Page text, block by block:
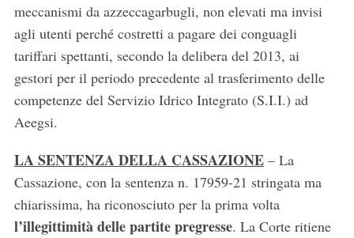
meccanismi da azzeccagarbugli, non elevati ma invisi
agli utenti perché costretti a pagare dei conguagli
tariffari spettanti, secondo la delibera del 2013, ai
gestori per il periodo precedente al trasferimento delle
competenze del Servizio Idrico Integrato (S.I.I.) ad
Aeegsi.
LA SENTENZA DELLA CASSAZIONE– La
Cassazione, con la sentenza n. 17959-21 stringata ma
chiarissima, ha riconosciuto per la prima volta
l’illegittimità delle partite pregresse. La Corte ritiene